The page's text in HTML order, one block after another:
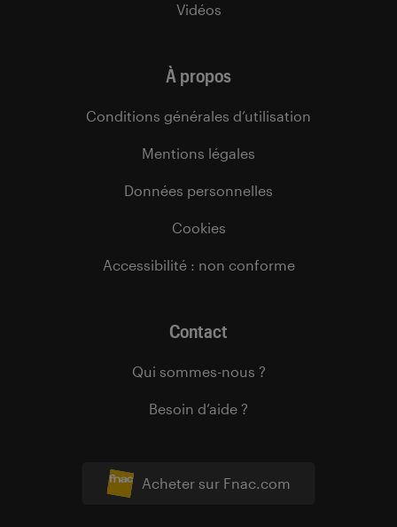
Acheter sur Fnac.com
Vidéos
À propos
Conditions générales d’utilisation
Mentions légales
Données personnelles
Cookies
Accessibilité : non conforme
Contact
Qui sommes-nous ?
Besoin d’aide ?